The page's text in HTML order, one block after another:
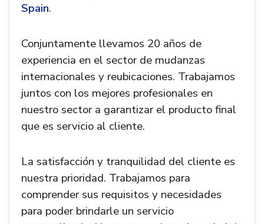
Spain.
Conjuntamente llevamos 20 años de
experiencia en el sector de mudanzas
internacionales y reubicaciones. Trabajamos
juntos con los mejores profesionales en
nuestro sector a garantizar el producto final
que es servicio al cliente.
La satisfacción y tranquilidad del cliente es
nuestra prioridad. Trabajamos para
comprender sus requisitos y necesidades
para poder brindarle un servicio